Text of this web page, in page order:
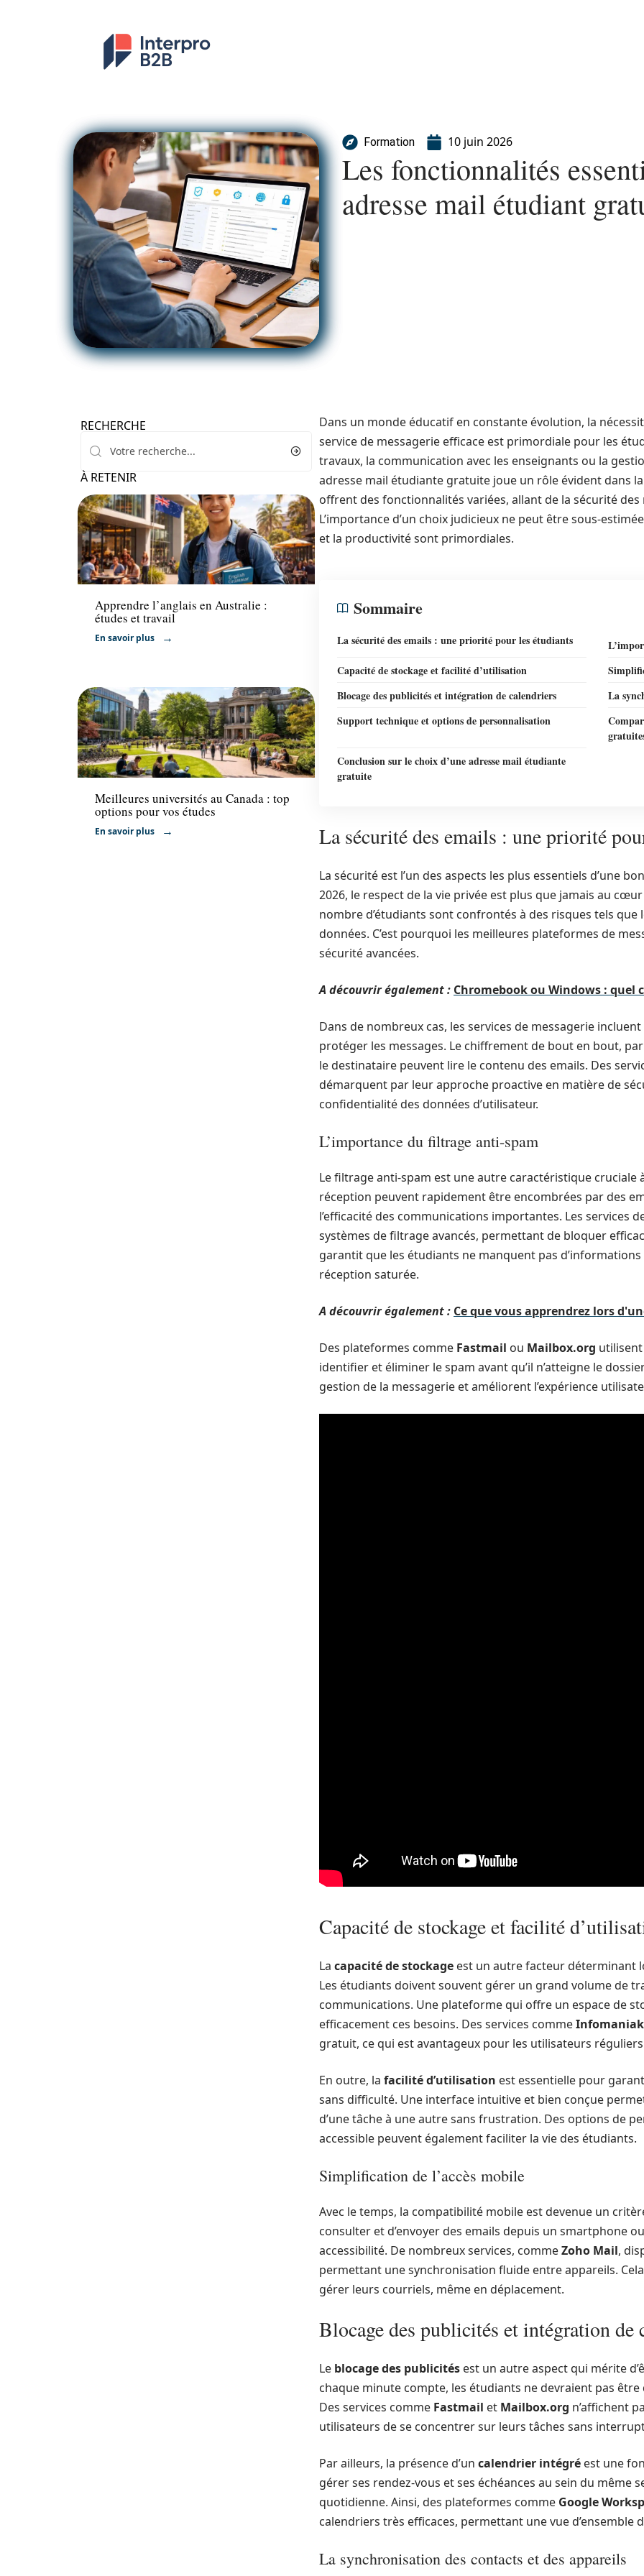
Formation 10 juin 2026
Les fonctionnalités
adresse mail étudiant
RECHERCHE
À RETENIR
Formation
Apprendre l’anglais en Australie :
études et travail
En savoir plus
Formation
Meilleures universités au Canada : top
options pour vos études
En savoir plus
Dans un monde éducatif en constante évolution, la
service de messagerie efficace est primordiale pour les
travaux, la communication avec les enseignants ou la
adresse mail étudiante gratuite joue un rôle évident dans
offrent des fonctionnalités variées, allant de la sécurité des
L’importance d’un choix judicieux ne peut être sous-
et la productivité sont primordiales.
Sommaire
La sécurité des emails : une priorité pour les étudiants
Capacité de stockage et facilité d’utilisation
Blocage des publicités et intégration de calendriers
La
Support technique et options de personnalisation
Conclusion sur le choix d’une adresse mail étudiante
gratuite
La sécurité des emails : une priorité
La sécurité est l’un des aspects les plus essentiels d’une
2026, le respect de la vie privée est plus que jamais au
nombre d’étudiants sont confrontés à des risques tels
données. C’est pourquoi les meilleures plateformes de
sécurité avancées.
A découvrir également : Chromebook ou Windows :
Dans de nombreux cas, les services de messagerie
protéger les messages. Le chiffrement de bout en bout,
le destinataire peuvent lire le contenu des emails. Des
démarquent par leur approche proactive en matière de
confidentialité des données d’utilisateur.
L’importance du filtrage anti-spam
Le filtrage anti-spam est une autre caractéristique cruciale
réception peuvent rapidement être encombrées par des
l’efficacité des communications importantes. Les services
systèmes de filtrage avancés, permettant de bloquer
garantit que les étudiants ne manquent pas
réception saturée.
A découvrir également : Ce que vous apprendrez lors
Des plateformes comme Fastmail ou Mailbox.org
identifier et éliminer le spam avant qu’il n’atteigne le
gestion de la messagerie et améliorent l’expérience
Capacité de stockage et facilité
La capacité de stockage est un autre facteur déterminant
Les étudiants doivent souvent gérer un grand volume de
communications. Une plateforme qui offre un espace de
efficacement ces besoins. Des services commeInfomaniak
gratuit, ce qui est avantageux pour les utilisateurs
En outre, la facilité d’utilisation est essentielle pour
sans difficulté. Une interface intuitive et bien conçue
d’une tâche à une autre sans frustration. Des options de
accessible peuvent également faciliter la vie des étudiants.
Simplification de l’accès mobile
Avec le temps, la compatibilité mobile est devenue un
consulter et d’envoyer des emails depuis un smartphone
accessibilité. De nombreux services, commeZoho Mail,
permettant une synchronisation fluide entre appareils.
gérer leurs courriels, même en déplacement.
Blocage des publicités et intégration de
Le blocage des publicités est un autre aspect qui mérite
chaque minute compte, les étudiants ne devraient pas
Des services comme Fastmail et Mailbox.org n’affichent
utilisateurs de se concentrer sur leurs tâches sans
Par ailleurs, la présence d’un calendrier intégré est une
gérer ses rendez-vous et ses échéances au sein du même
quotidienne. Ainsi, des plateformes comme Google
calendriers très efficaces, permettant une vue d’ensemble
La synchronisation des contacts et des appareils